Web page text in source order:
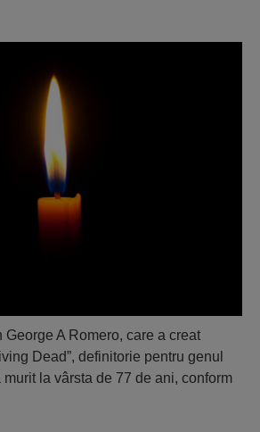
George A Romero, care a creat
Dead”, definitorie pentru genul
la vârsta de 77 de ani, conform